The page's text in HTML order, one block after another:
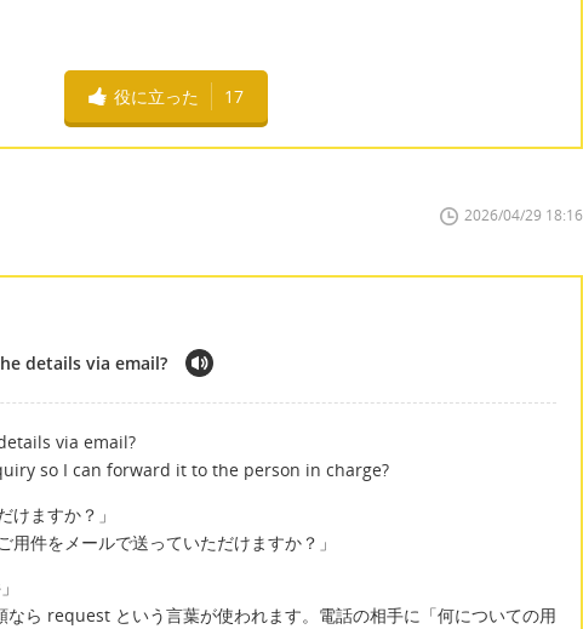
役に立った 17
2026/04/29 18:16
details via email?
via email?
so I can forward it to the person in charge?
けますか？」
用件をメールで送っていただけますか？」
ら request という言葉が使われます。電話の相手に「何についての用